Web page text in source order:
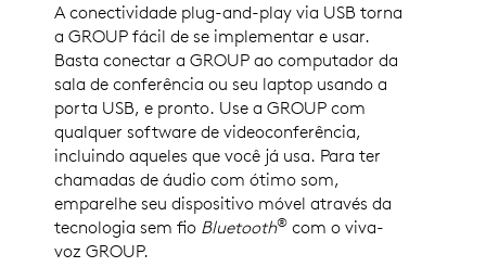
A conectividade plug-and-play via USB torna
a GROUP fácil de se implementar e usar.
Basta conectar a GROUP ao computador da
sala de conferência ou seu laptop usando a
porta USB, e pronto. Use a GROUP com
qualquer software de videoconferência,
incluindo aqueles que você já usa. Para ter
chamadas de áudio com ótimo som,
emparelhe seu dispositivo móvel através da
tecnologia sem fio Bluetooth® com o viva-
voz GROUP.